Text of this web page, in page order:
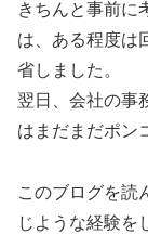
きちんと事前に
は、ある程度は
省しました。
翌日、会社の事
はまだまだポン
このブログを読
じような経験を